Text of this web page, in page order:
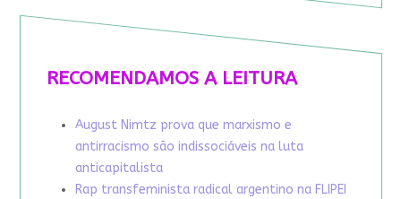
RECOMENDAMOS A LEITURA
August Nimtz prova que marxismo e
antirracismo são indissociáveis na luta
anticapitalista
Rap transfeminista radical argentino na FLIPEI